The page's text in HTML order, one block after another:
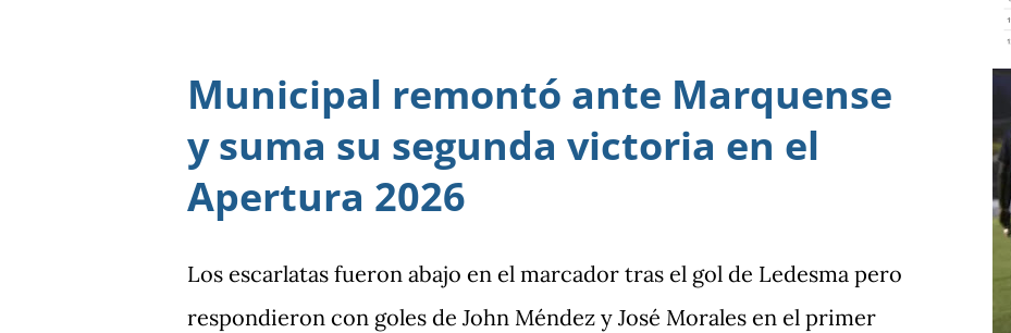
particularmente del de Honduras vs. Panamá.
Municipal remontó ante Marquense
y suma su segunda victoria en el
Apertura 2026
Los escarlatas fueron abajo en el marcador tras el gol de Ledesma pero
respondieron con goles de John Méndez y José Morales en el primer